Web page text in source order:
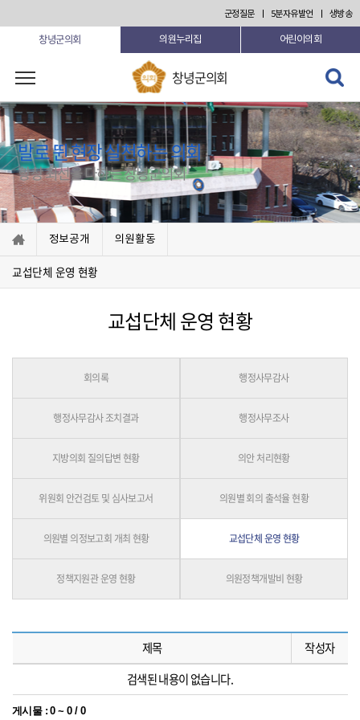
창녕군의회 의원누리집 어린이의회
군정질문 5분자유발언 생방송
창녕군의회
검색 열
기
발로 뛴 현장 실천하는 의회
항상 최선을 다하는 창녕군의회
정보공개 의원활동
교섭단체 운영 현황
교섭단체 운영 현황
회의록 행정사무감사
행정사무감사 조치결과 행정사무조사
지방의회 질의답변 현황 의안 처리현황
위원회 안건검토 및 심사보고서 의원별 회의 출석율 현황
의원별 의정보고회 개최 현황 교섭단체 운영 현황
정책지원관 운영 현황 의원정책개발비 현황
제목
작성자
검색된 내용이 없습니다.
게시물:0 ~ 0/ 0